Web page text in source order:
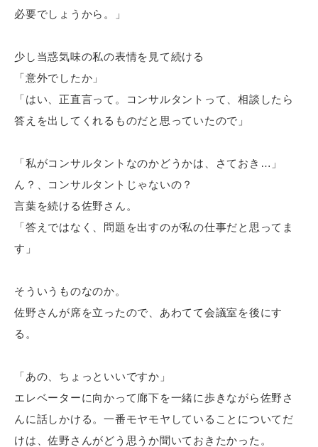
必要でしょうから。」
少し当惑気味の私の表情を見て続ける
「意外でしたか」
「はい、正直言って。コンサルタントって、相談したら
答えを出してくれるものだと思っていたので」
「私がコンサルタントなのかどうかは、さておき…」
ん？、コンサルタントじゃないの？
言葉を続ける佐野さん。
「答えではなく、問題を出すのが私の仕事だと思ってま
す」
そういうものなのか。
佐野さんが席を立ったので、あわてて会議室を後にす
る。
「あの、ちょっといいですか」
エレベーターに向かって廊下を一緒に歩きながら佐野さ
んに話しかける。一番モヤモヤしていることについてだ
けは、佐野さんがどう思うか聞いておきたかった。